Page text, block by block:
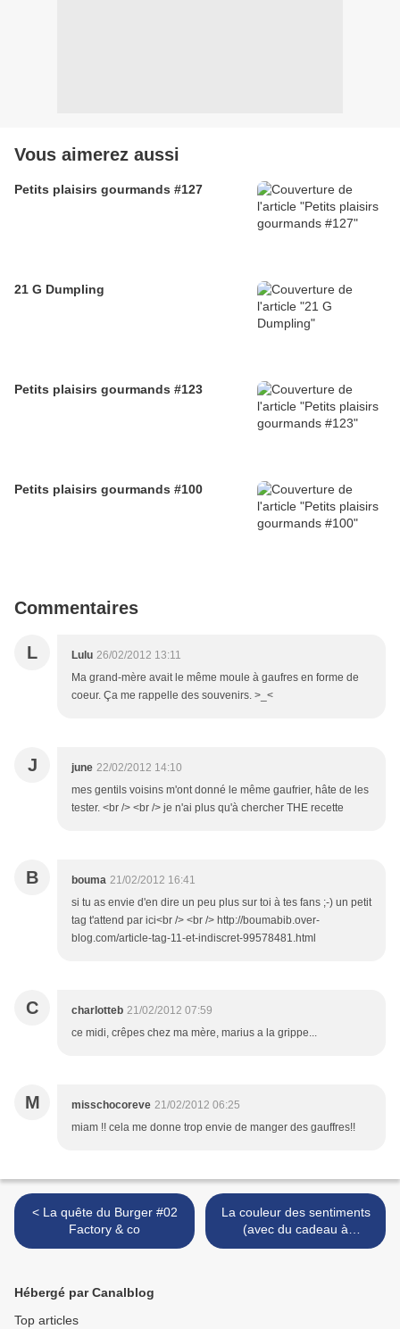
Vous aimerez aussi
Petits plaisirs gourmands #127
21 G Dumpling
Petits plaisirs gourmands #123
Petits plaisirs gourmands #100
Commentaires
L Lulu 26/02/2012 13:11
Ma grand-mère avait le même moule à gaufres en forme de
coeur. Ça me rappelle des souvenirs. >_<
J june 22/02/2012 14:10
mes gentils voisins m'ont donné le même gaufrier, hâte de les
tester. <br /> <br /> je n'ai plus qu'à chercher THE recette
B bouma 21/02/2012 16:41
si tu as envie d'en dire un peu plus sur toi à tes fans ;-) un petit
tag t'attend par ici<br /> <br /> http://boumabib.over-
blog.com/article-tag-11-et-indiscret-99578481.html
C charlotteb 21/02/2012 07:59
ce midi, crêpes chez ma mère, marius a la grippe...
M misschocoreve 21/02/2012 06:25
miam !! cela me donne trop envie de manger des gauffres!!
< La quête du Burger #02
Factory & co
La couleur des sentiments
(avec du cadeau à
l'intérieur) >
Hébergé par Canalblog
Top articles